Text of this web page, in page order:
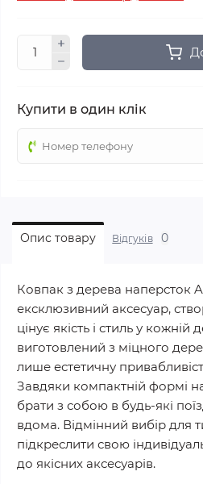
Купити в один клік
Опис товару Відгуків 0
Ковпак з дерева наперсток
ексклюзивний аксесуар,
цінує якість і стиль у кожній
виготовлений з міцного
лише естетичну
Завдяки компактній формі
брати з собою в будь-які
вдома. Відмінний вибір для
підкреслити свою
до якісних аксесуарів.